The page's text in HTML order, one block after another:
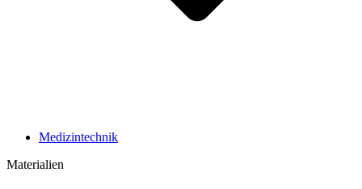
Medizintechnik
Materialien